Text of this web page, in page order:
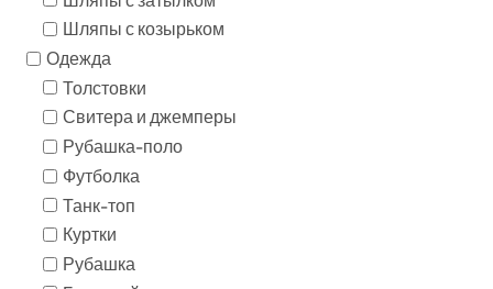
Шляпы с козырьком
Одежда
Толстовки
Свитера и джемперы
Рубашка-поло
Футболка
Танк-топ
Куртки
Рубашка